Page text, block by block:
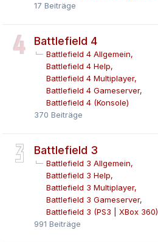
17 Beiträge
Battlefield 4
Battlefield 4 Allgemein
Battlefield 4 Help
Battlefield 4 Multiplayer
Battlefield 4 Gameserver
Battlefield 4 (Konsole)
370 Beiträge
Battlefield 3
Battlefield 3 Allgemein
Battlefield 3 Help
Battlefield 3 Multiplayer
Battlefield 3 Gameserver
Battlefield 3 (PS3 | XBox 360)
991 Beiträge